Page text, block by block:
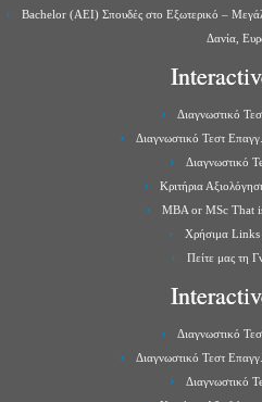
Bachelor (ΑΕΙ) Σπουδές στο Εξωτερικό –
Δανία,
Διαγνωστικό
Διαγνωστικό Τεστ
Διαγνωστικό
Κριτήρια
MBA or MSc That
Χρήσιμα
Πείτε μας τη
Διαγνωστικό
Διαγνωστικό Τεστ
Διαγνωστικό